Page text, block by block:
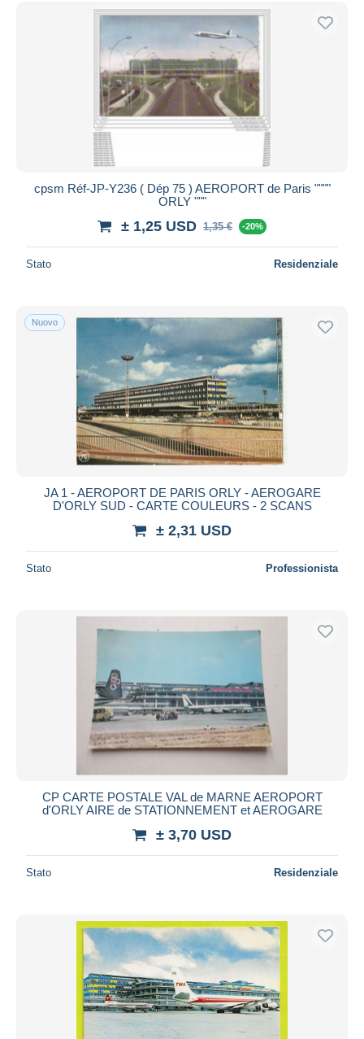
Spedizione gratuita
Metodi di pagamento
PayPal
Bonifico bancario
Visa
Mastercard
Bancontact
Deselezionare tutto
Residenza del venditore
Aggiorna
cpsm Réf-JP-Y236 ( Dép 75 ) AEROPORT de Paris """"
ORLY """
± 1,25 USD 1,35 € -20%
Stato Residenziale
Nuovo
JA 1 - AEROPORT DE PARIS ORLY - AEROGARE
D'ORLY SUD - CARTE COULEURS - 2 SCANS
± 2,31 USD
Stato Professionista
CP CARTE POSTALE VAL de MARNE AEROPORT
d'ORLY AIRE de STATIONNEMENT et AEROGARE
± 3,70 USD
Stato Residenziale